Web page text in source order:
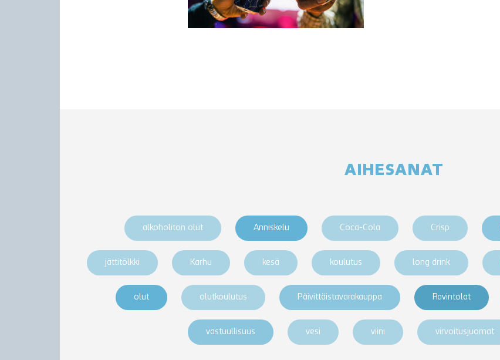
AIHESANAT
alkoholiton olut Anniskelu Coca-Cola Crisp
jättitölkki Karhu kesä koulutus long drink
olut olutkoulutus Päivittäistavarakauppa Ravintolat
vastuullisuus vesi viini virvoitusjuomat